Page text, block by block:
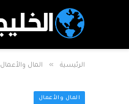
الرئيسية » المال والأعمال
المال والأعمال